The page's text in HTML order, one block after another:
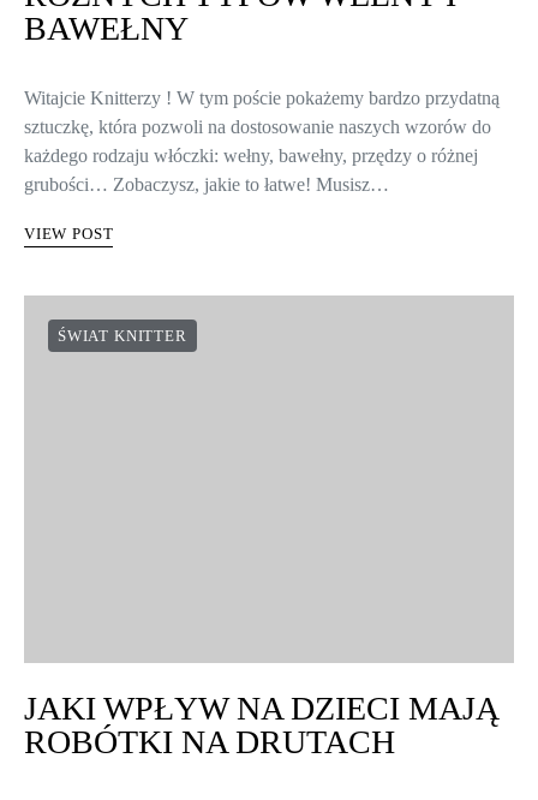
BAWEŁNY
Witajcie Knitterzy ! W tym poście pokażemy bardzo przydatną
sztuczkę, która pozwoli na dostosowanie naszych wzorów do
każdego rodzaju włóczki: wełny, bawełny, przędzy o różnej
grubości… Zobaczysz, jakie to łatwe! Musisz…
VIEW POST
ŚWIAT KNITTER
JAKI WPŁYW NA DZIECI MAJĄ
ROBÓTKI NA DRUTACH